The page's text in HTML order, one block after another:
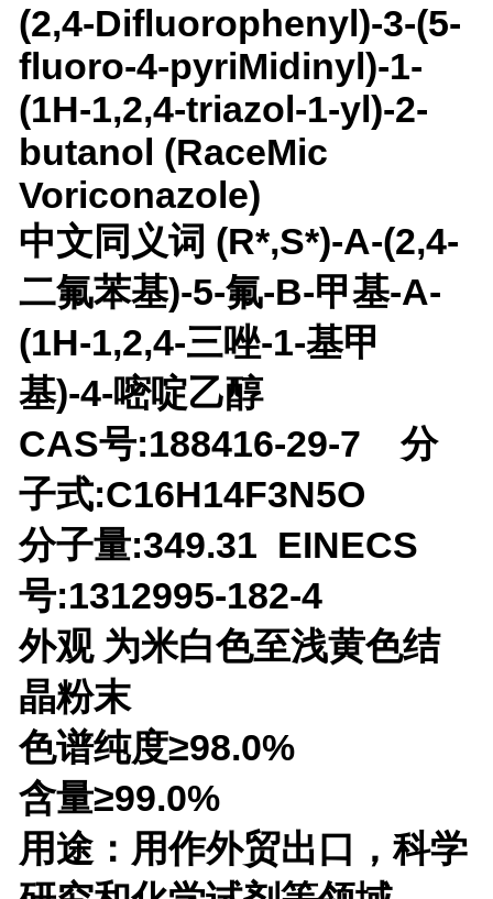
(2,4-Difluorophenyl)-3-(5-
fluoro-4-pyriMidinyl)-1-
(1H-1,2,4-triazol-1-yl)-2-
butanol (RaceMic
Voriconazole)
中文同义词 (R*,S*)-Α-(2,4-
二氟苯基)-5-氟-Β-甲基-Α-
(1H-1,2,4-三唑-1-基甲
基)-4-嘧啶乙醇
CAS号:188416-29-7 分
子式:C16H14F3N5O
分子量:349.31 EINECS
号:1312995-182-4
外观 为米白色至浅黄色结
晶粉末
色谱纯度≥98.0%
含量≥99.0%
用途：用作外贸出口，科学